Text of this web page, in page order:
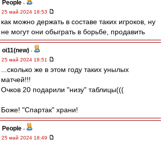
People -
25 май 2024 18:53
как можно держать в составе таких игроков, ну
не могут они обыграть в борьбе, продавить
oi11(new) -
25 май 2024 18:51
...сколько же в этом году таких унылых
матчей!!!
Очков 20 подарили "низу" таблицы(((
Боже! "Спартак" храни!
People -
25 май 2024 18:49